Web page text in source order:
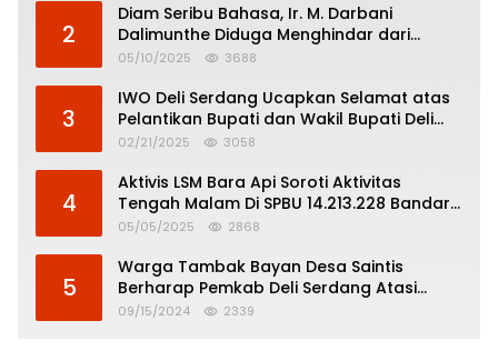
2
Diam Seribu Bahasa, Ir. M. Darbani
Dalimunthe Diduga Menghindar dari
Pertanggungjawaban Politik
05/10/2025 3688
3
IWO Deli Serdang Ucapkan Selamat atas
Pelantikan Bupati dan Wakil Bupati Deli
Serdang
02/21/2025 3058
4
Aktivis LSM Bara Api Soroti Aktivitas
Tengah Malam Di SPBU 14.213.228 Bandar
Tinggi
05/05/2025 2868
5
Warga Tambak Bayan Desa Saintis
Berharap Pemkab Deli Serdang Atasi
Banjir
09/15/2024 2339